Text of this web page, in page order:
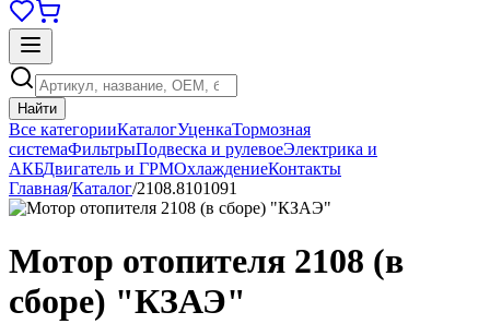
Найти
Все категорииКаталогУценкаТормозная
системаФильтрыПодвеска и рулевоеЭлектрика и
АКБДвигатель и ГРМОхлаждениеКонтакты
Главная/Каталог/2108.8101091
Мотор отопителя 2108 (в
сборе) "КЗАЭ"